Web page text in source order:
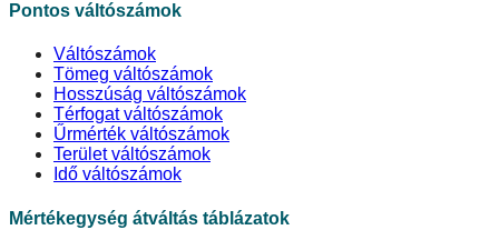
Pontos váltószámok
Váltószámok
Tömeg váltószámok
Hosszúság váltószámok
Térfogat váltószámok
Űrmérték váltószámok
Terület váltószámok
Idő váltószámok
Mértékegység átváltás táblázatok